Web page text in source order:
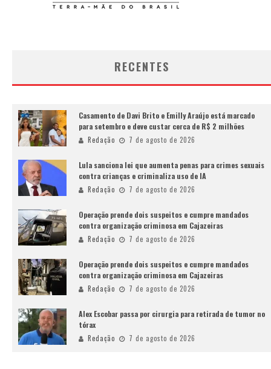
RECENTES
Casamento de Davi Brito e Emilly Araújo está marcado
para setembro e deve custar cerca de R$ 2 milhões
Redação 7 de agosto de 2026
Lula sanciona lei que aumenta penas para crimes sexuais
contra crianças e criminaliza uso de IA
Redação 7 de agosto de 2026
Operação prende dois suspeitos e cumpre mandados
contra organização criminosa em Cajazeiras
Redação 7 de agosto de 2026
Operação prende dois suspeitos e cumpre mandados
contra organização criminosa em Cajazeiras
Redação 7 de agosto de 2026
Alex Escobar passa por cirurgia para retirada de tumor no
tórax
Redação 7 de agosto de 2026